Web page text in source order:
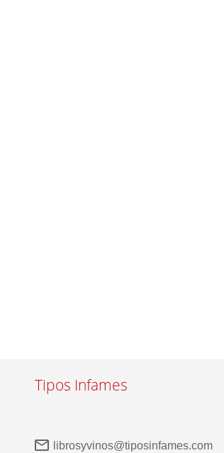
Tipos Infames
librosyvinos@tiposinfames.com